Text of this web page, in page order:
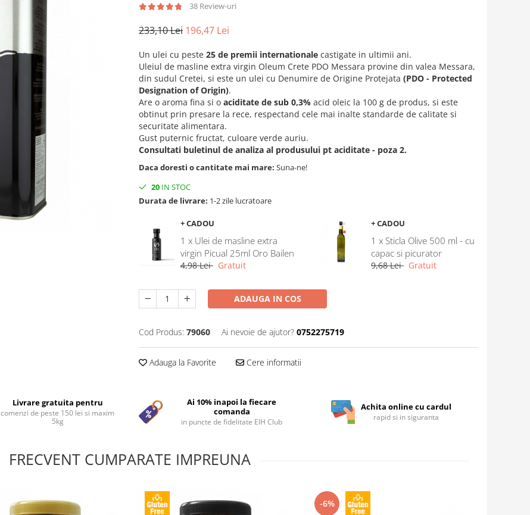
38 Review-uri
233,10 Lei 196,47 Lei
Un ulei cu peste 25 de premii internationale castigate in ultimii ani.
Uleiul de masline extra virgin Oleum Crete PDO Messara provine din valea Messara,
din sudul Cretei, si este un ulei cu Denumire de Origine Protejata (PDO - Protected
Designation of Origin).
Are o aroma fina si o aciditate de sub 0,3% acid oleic la 100 g de produs, si este
obtinut prin presare la rece, respectand cele mai inalte standarde de calitate si
securitate alimentara.
Gust puternic fructat, culoare verde auriu.
Consultati buletinul de analiza al produsului pt aciditate - poza 2.
Daca doresti o cantitate mai mare: Suna-ne!
20 IN STOC
Durata de livrare: 1-2 zile lucratoare
+ CADOU
1 x Ulei de masline extra
virgin Picual 25ml Oro Bailen
4,98 LeiGratuit
+ CADOU
1 x Sticla Olive 500 ml - cu
capac si picurator
9,68 Lei Gratuit
ADAUGA IN COS
Cod Produs: 79060 Ai nevoie de ajutor? 0752275719
Adauga la Favorite Cere informatii
Livrare gratuita pentru
comenzi de peste 150 lei si maxim
5kg
Ai 10% inapoi la fiecare
comanda
in puncte de fidelitate EIH Club
Achita online cu cardul
rapid si in siguranta
FRECVENT CUMPARATE IMPREUNA
-6%